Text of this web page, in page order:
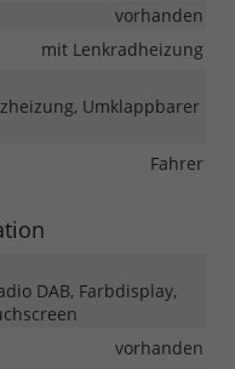
vorhanden
mit Lenkradheizung
Umklappbarer
Fahrer
DAB, Farbdisplay,
vorhanden